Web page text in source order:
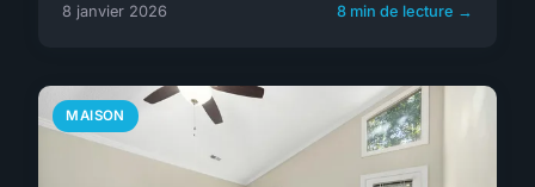
8 janvier 2026 8 min de lecture →
MAISON